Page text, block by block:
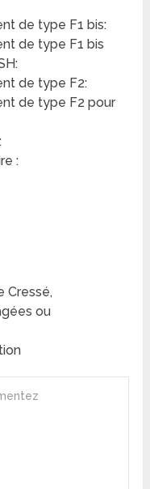
de type F1 bis:
de type F1 bis
de type F2:
de type F2 pour
:
Cressé,
ou